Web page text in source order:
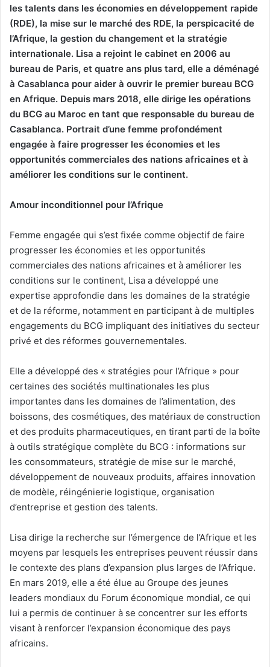
les talents dans les économies en développement rapide
(RDE), la mise sur le marché des RDE, la perspicacité de
l’Afrique, la gestion du changement et la stratégie
internationale. Lisa a rejoint le cabinet en 2006 au
bureau de Paris, et quatre ans plus tard, elle a déménagé
à Casablanca pour aider à ouvrir le premier bureau BCG
en Afrique. Depuis mars 2018, elle dirige les opérations
du BCG au Maroc en tant que responsable du bureau de
Casablanca. Portrait d’une femme profondément
engagée à faire progresser les économies et les
opportunités commerciales des nations africaines et à
améliorer les conditions sur le continent.
Amour inconditionnel pour l’Afrique
Femme engagée qui s’est fixée comme objectif de faire
progresser les économies et les opportunités
commerciales des nations africaines et à améliorer les
conditions sur le continent, Lisa a développé une
expertise approfondie dans les domaines de la stratégie
et de la réforme, notamment en participant à de multiples
engagements du BCG impliquant des initiatives du secteur
privé et des réformes gouvernementales.
Elle a développé des « stratégies pour l’Afrique » pour
certaines des sociétés multinationales les plus
importantes dans les domaines de l’alimentation, des
boissons, des cosmétiques, des matériaux de construction
et des produits pharmaceutiques, en tirant parti de la boîte
à outils stratégique complète du BCG : informations sur
les consommateurs, stratégie de mise sur le marché,
développement de nouveaux produits, affaires innovation
de modèle, réingénierie logistique, organisation
d’entreprise et gestion des talents.
Lisa dirige la recherche sur l’émergence de l’Afrique et les
moyens par lesquels les entreprises peuvent réussir dans
le contexte des plans d’expansion plus larges de l’Afrique.
En mars 2019, elle a été élue au Groupe des jeunes
leaders mondiaux du Forum économique mondial, ce qui
lui a permis de continuer à se concentrer sur les efforts
visant à renforcer l’expansion économique des pays
africains.